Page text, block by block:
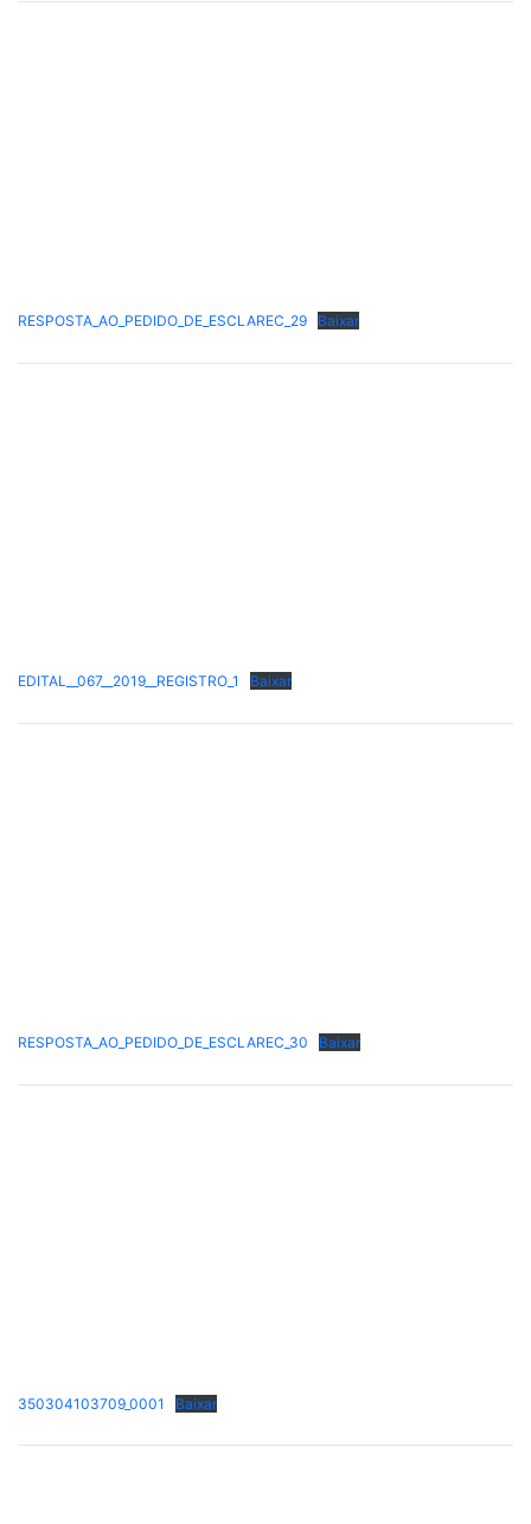
RESPOSTA_AO_PEDIDO_DE_ESCLAREC_29 Baixar
EDITAL__067__2019__REGISTRO_1 Baixar
RESPOSTA_AO_PEDIDO_DE_ESCLAREC_30 Baixar
350304103709_0001 Baixar